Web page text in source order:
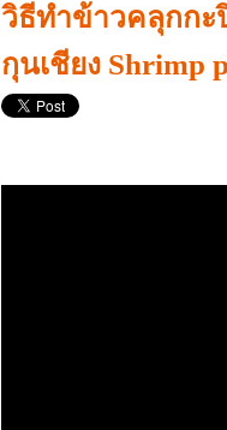
วิธีทำข้าวคลุกก
กุนเชียง Shrimp